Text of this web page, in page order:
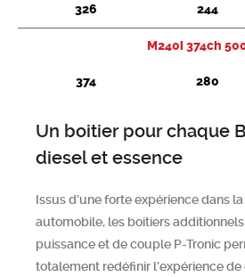
326 244
M240i 374ch
374 280
Un boitier pour chaque
diesel et essence
Issus d’une forte expérience dans
automobile, les boitiers
puissance et de couple P-Tronic
totalement redéfinir l’expérience